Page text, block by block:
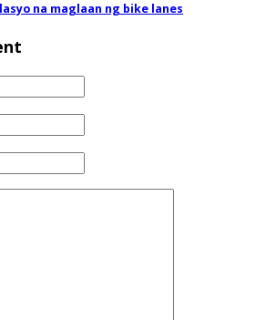
na maglaan ng bike lanes